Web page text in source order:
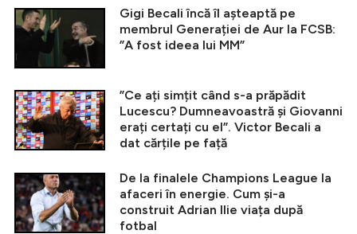
Gigi Becali încă îl așteaptă pe
membrul Generației de Aur la FCSB:
”A fost ideea lui MM”
”Ce ați simțit când s-a prăpădit
Lucescu? Dumneavoastră și Giovanni
erați certați cu el”. Victor Becali a
dat cărțile pe față
De la finalele Champions League la
afaceri în energie. Cum și-a
construit Adrian Ilie viața după
fotbal